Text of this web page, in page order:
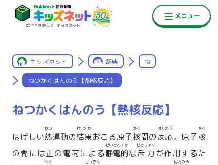
キッズネット 辞典 ね
ねつかくはんのう【熱核反応】
ねつかくはんのう【熱核反応】
はげしい熱
ねつ
運動の結果
けっか
おこる原子核
かく
間の反応
はんのう
。原子核
かく
の間には正の電荷による静電的
せいでんてき
な斥力
せきりょく
が作用するた
かく せっきん はんのう